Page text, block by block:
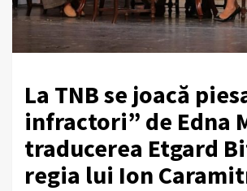
La TNB se joacă
infractori” de Edna
traducerea Etgard
regia lui Ion